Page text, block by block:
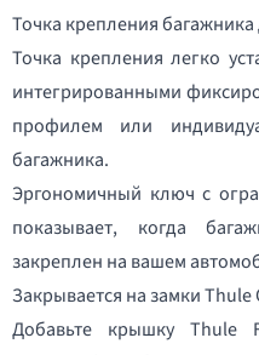
Точка крепления
Точка крепления легко
интегрированными
профилем или
багажника.
Эргономичный ключ с
показывает, когда
закреплен на вашем
Закрывается на замки Thule
Добавьте крышку Thule